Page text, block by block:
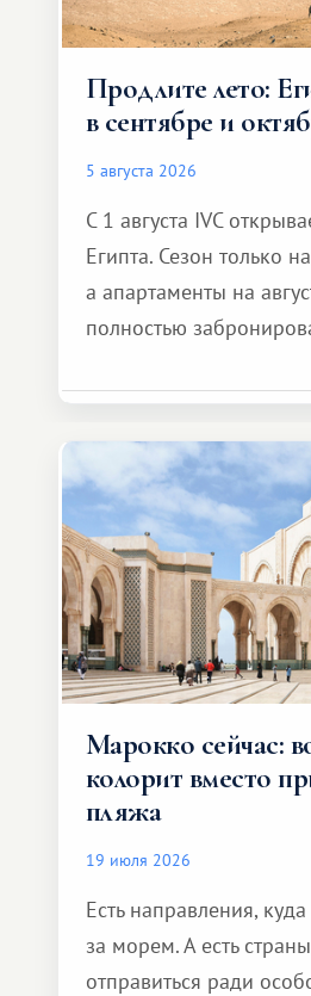
Продлите лето:
в сентябре и
5 августа 2026
С 1 августа IVC
Египта. Сезон только
а апартаменты на
полностью
Марокко сейчас:
колорит вместо
пляжа
19 июля 2026
Есть направления, куда
за морем. А есть
отправиться ради